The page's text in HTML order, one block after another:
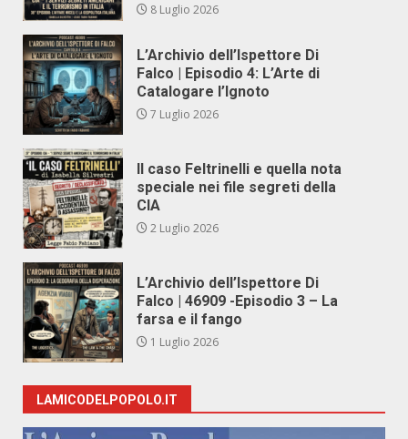
8 Luglio 2026
L’Archivio dell’Ispettore Di
Falco | Episodio 4: L’Arte di
Catalogare l’Ignoto
7 Luglio 2026
Il caso Feltrinelli e quella nota
speciale nei file segreti della
CIA
2 Luglio 2026
L’Archivio dell’Ispettore Di
Falco | 46909 -Episodio 3 – La
farsa e il fango
1 Luglio 2026
LAMICODELPOPOLO.IT